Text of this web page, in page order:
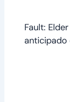
Fault:
anticipado